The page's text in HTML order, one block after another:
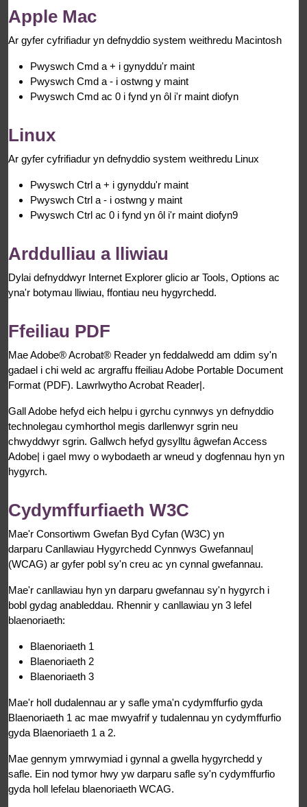
Apple Mac
Ar gyfer cyfrifiadur yn defnyddio system weithredu Macintosh
Pwyswch Cmd a + i gynyddu'r maint
Pwyswch Cmd a - i ostwng y maint
Pwyswch Cmd ac 0 i fynd yn ôl i'r maint diofyn
Linux
Ar gyfer cyfrifiadur yn defnyddio system weithredu Linux
Pwyswch Ctrl a + i gynyddu'r maint
Pwyswch Ctrl a - i ostwng y maint
Pwyswch Ctrl ac 0 i fynd yn ôl i'r maint diofyn9
Arddulliau a lliwiau
Dylai defnyddwyr Internet Explorer glicio ar Tools, Options ac
yna'r botymau lliwiau, ffontiau neu hygyrchedd.
Ffeiliau PDF
Mae Adobe® Acrobat® Reader yn feddalwedd am ddim sy'n
gadael i chi weld ac argraffu ffeiliau Adobe Portable Document
Format (PDF). Lawrlwytho Acrobat Reader|.
Gall Adobe hefyd eich helpu i gyrchu cynnwys yn defnyddio
technolegau cymhorthol megis darllenwyr sgrin neu
chwyddwyr sgrin. Gallwch hefyd gysylltu âgwefan Access
Adobe| i gael mwy o wybodaeth ar wneud y dogfennau hyn yn
hygyrch.
Cydymffurfiaeth W3C
Mae'r Consortiwm Gwefan Byd Cyfan (W3C) yn
darparu Canllawiau Hygyrchedd Cynnwys Gwefannau|
(WCAG) ar gyfer pobl sy'n creu ac yn cynnal gwefannau.
Mae'r canllawiau hyn yn darparu gwefannau sy'n hygyrch i
bobl gydag anableddau. Rhennir y canllawiau yn 3 lefel
blaenoriaeth:
Blaenoriaeth 1
Blaenoriaeth 2
Blaenoriaeth 3
Mae'r holl dudalennau ar y safle yma'n cydymffurfio gyda
Blaenoriaeth 1 ac mae mwyafrif y tudalennau yn cydymffurfio
gyda Blaenoriaeth 1 a 2.
Mae gennym ymrwymiad i gynnal a gwella hygyrchedd y
safle. Ein nod tymor hwy yw darparu safle sy'n cydymffurfio
gyda holl lefelau blaenoriaeth WCAG.